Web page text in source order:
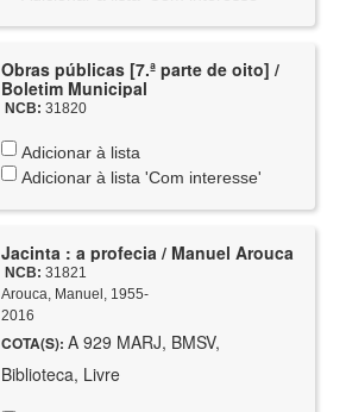
Obras públicas [7.ª parte de oito] /
Boletim Municipal
NCB: 31820
Adicionar à lista
Adicionar à lista 'Com interesse'
Jacinta : a profecia / Manuel Arouca
NCB: 31821
Arouca, Manuel, 1955-
2016
COTA(S): A 929 MARJ, BMSV,
Biblioteca, Livre